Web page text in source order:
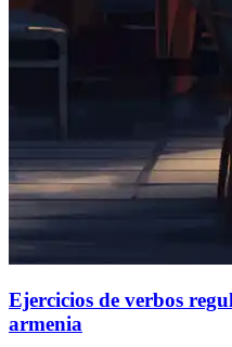
Ejercicios de verbos
armenia